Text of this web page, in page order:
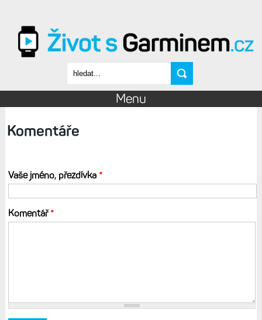
Vyhledávání
Menu
Komentáře
Vaše jméno, přezdívka *
Komentář*